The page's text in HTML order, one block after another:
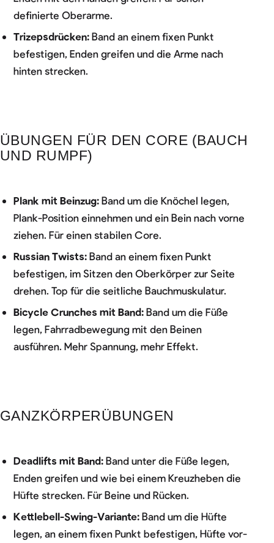
definierte Oberarme.
Trizepsdrücken:Band an einem fixen Punkt
befestigen, Enden greifen und die Arme nach
hinten strecken.
ÜBUNGEN FÜR DEN CORE (BAUCH
UND RUMPF)
Plank mit Beinzug:Band um die Knöchel legen,
Plank-Position einnehmen und ein Bein nach vorne
ziehen. Für einen stabilen Core.
Russian Twists:Band an einem fixen Punkt
befestigen, im Sitzen den Oberkörper zur Seite
drehen. Top für die seitliche Bauchmuskulatur.
Bicycle Crunches mit Band:Band um die Füße
legen, Fahrradbewegung mit den Beinen
ausführen. Mehr Spannung, mehr Effekt.
GANZKÖRPERÜBUNGEN
Deadlifts mit Band:Band unter die Füße legen,
Enden greifen und wie bei einem Kreuzheben die
Hüfte strecken. Für Beine und Rücken.
Kettlebell-Swing-Variante:Band um die Hüfte
legen, an einem fixen Punkt befestigen, Hüfte vor-